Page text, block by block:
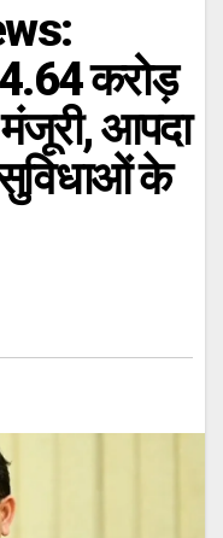
करोड़
आपदा
के